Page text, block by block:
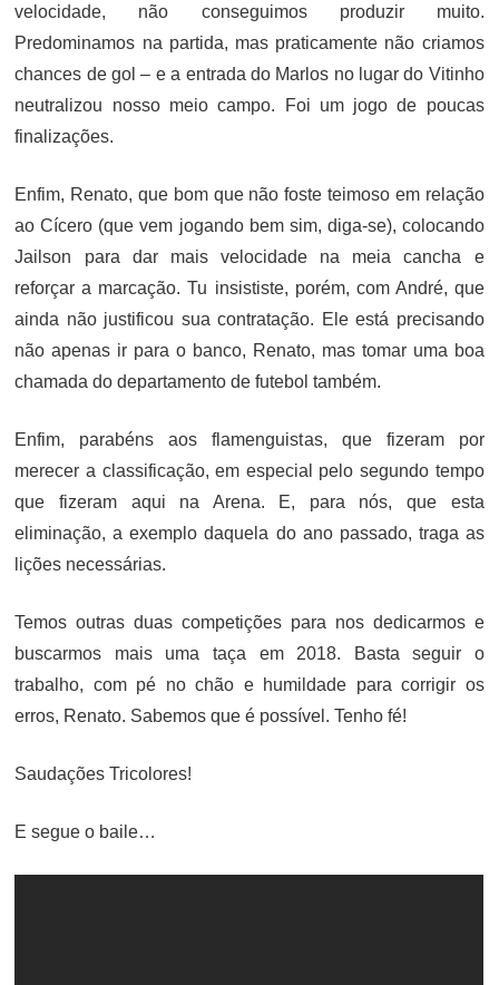
velocidade, não conseguimos produzir muito.
Predominamos na partida, mas praticamente não criamos
chances de gol – e a entrada do Marlos no lugar do Vitinho
neutralizou nosso meio campo. Foi um jogo de poucas
finalizações.
Enfim, Renato, que bom que não foste teimoso em relação
ao Cícero (que vem jogando bem sim, diga-se), colocando
Jailson para dar mais velocidade na meia cancha e
reforçar a marcação. Tu insististe, porém, com André, que
ainda não justificou sua contratação. Ele está precisando
não apenas ir para o banco, Renato, mas tomar uma boa
chamada do departamento de futebol também.
Enfim, parabéns aos flamenguistas, que fizeram por
merecer a classificação, em especial pelo segundo tempo
que fizeram aqui na Arena. E, para nós, que esta
eliminação, a exemplo daquela do ano passado, traga as
lições necessárias.
Temos outras duas competições para nos dedicarmos e
buscarmos mais uma taça em 2018. Basta seguir o
trabalho, com pé no chão e humildade para corrigir os
erros, Renato. Sabemos que é possível. Tenho fé!
Saudações Tricolores!
E segue o baile…